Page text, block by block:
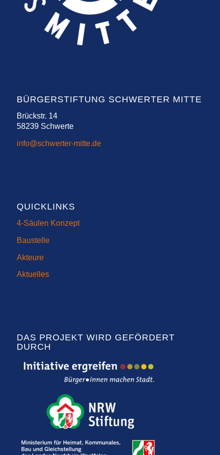
BÜRGERSTIFTUNG SCHWERTER MITTE
Brückstr. 14
58239 Schwerte
info@schwerter-mitte.de
QUICKLINKS
4-Säulen Konzept
Baustelle
Akteure
Aktuelles
DAS PROJEKT WIRD GEFÖRDERT
DURCH